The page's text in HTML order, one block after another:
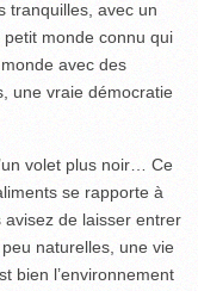
tranquilles, avec un
monde connu qui
avec des
une vraie démocratie
volet plus noir… Ce
se rapporte à
de laisser entrer
naturelles, une vie
bien l’environnement